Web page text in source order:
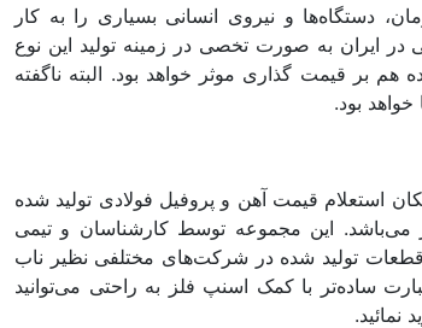
دستگاه‌ها و نیروی انسانی بسیاری را به کار
ایران به صورت تخصی در زمینه تولید این نوع
بر قیمت گذاری موثر خواهد بود. البته ناگفته
بود.
استعلام قیمت آهن و پروفیل فولادی تولید شده
این مجموعه توسط کارشناسان و تیمی
تولید شده در شرکت‌های مختلفی نظیر ناب
ساده‌تر با کمک اسنپ فلز به راحتی می‌توانید
نمائید.